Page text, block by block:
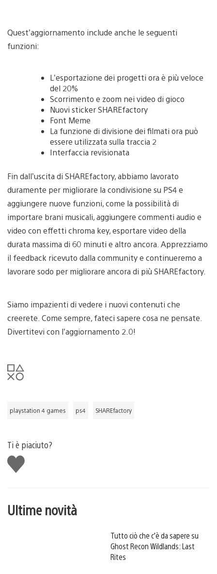
Quest’aggiornamento include anche le seguenti
funzioni:
L’esportazione dei progetti ora è più veloce
del 20%
Scorrimento e zoom nei video di gioco
Nuovi sticker SHAREfactory
Font Meme
La funzione di divisione dei filmati ora può
essere utilizzata sulla traccia 2
Interfaccia revisionata
Fin dall’uscita di SHAREfactory, abbiamo lavorato
duramente per migliorare la condivisione su PS4 e
aggiungere nuove funzioni, come la possibilità di
importare brani musicali, aggiungere commenti audio e
video con effetti chroma key, esportare video della
durata massima di 60 minuti e altro ancora. Apprezziamo
il feedback ricevuto dalla community e continueremo a
lavorare sodo per migliorare ancora di più SHAREfactory.
Siamo impazienti di vedere i nuovi contenuti che
creerete. Come sempre, fateci sapere cosa ne pensate.
Divertitevi con l’aggiornamento 2.0!
playstation 4 games ps4 SHAREfactory
Ti è piaciuto?
Mi
piace
Ultime novità
Tutto ciò che c’è da sapere su
Ghost Recon Wildlands: Last
Rites